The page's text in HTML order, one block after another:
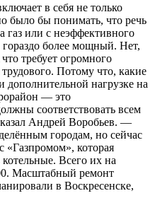
в себя не только
было бы понимать, что речь
газ или с неэффективного
гораздо более мощный. Нет,
требует огромного
Потому что, какие
нагрузке на
— это
соответствовать всем
Андрей Воробьев. —
городам, но сейчас
«Газпромом», которая
Всего их на
Масштабный ремонт
в Воскресенске,